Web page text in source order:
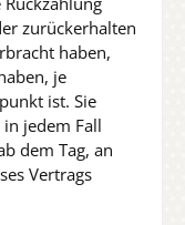
zurückerhalten
haben,
je
ist. Sie
jedem Fall
dem Tag, an
Vertrags